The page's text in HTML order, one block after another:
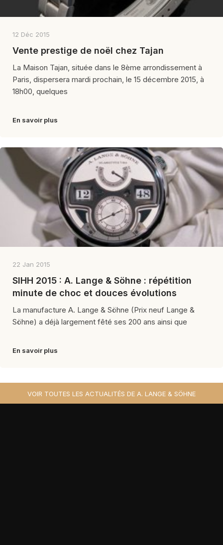
12 Déc 2015
Vente prestige de noël chez Tajan
La Maison Tajan, située dans le 8ème arrondissement à
Paris, dispersera mardi prochain, le 15 décembre 2015, à
18h00, quelques
En savoir plus
22 Jan 2015
SIHH 2015 : A. Lange & Söhne : répétition
minute de choc et douces évolutions
La manufacture A. Lange & Söhne (Prix neuf Lange &
Söhne) a déjà largement fêté ses 200 ans ainsi que
En savoir plus
VOIR TOUTES LES ACTUALITÉS DE A. LANGE & SÖHNE